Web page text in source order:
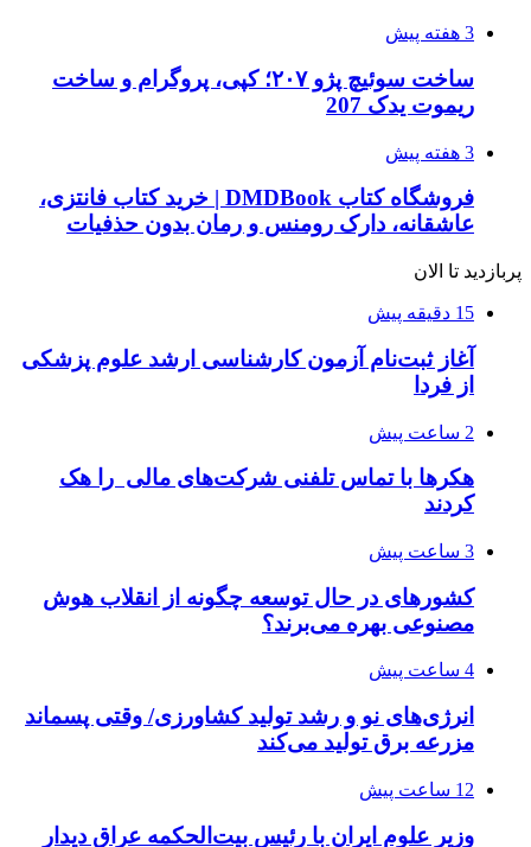
3 هفته پیش
ساخت سوئیچ پژو ۲۰۷؛ کپی، پروگرام و ساخت
ریموت یدک 207
3 هفته پیش
فروشگاه کتاب DMDBook | خرید کتاب فانتزی،
عاشقانه، دارک رومنس و رمان بدون حذفیات
پربازدید تا الان
15 دقیقه پیش
آغاز ثبت‌نام‌ آزمون کارشناسی ارشد علوم پزشکی
از فردا
2 ساعت پیش
هکرها با تماس تلفنی شرکت‌های مالی را هک
کردند
3 ساعت پیش
کشورهای در حال توسعه چگونه از انقلاب هوش
مصنوعی بهره می‌برند؟
4 ساعت پیش
انرژی‌های نو و رشد تولید کشاورزی/ وقتی پسماند
مزرعه‌ برق تولید می‌کند
12 ساعت پیش
وزیر علوم ایران با رئیس بیت‌الحکمه عراق دیدار